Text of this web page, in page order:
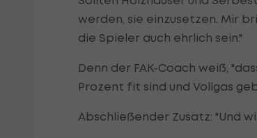
werden, sie einzusetzen. Mir
die Spieler auch ehrlich sein."
Denn der FAK-Coach weiß,
Prozent fit sind und Vollgas
Abschließender Zusatz: "Und